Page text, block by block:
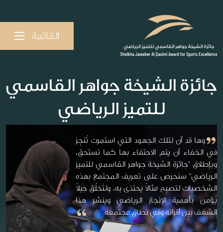
القائمة
جائزة الشيخة جواهر القاسمي
للتميز الرياضي
وها قد آن لتلك الجهود التي استمرت تُنجِز
في الخفاء أن يتم الاحتفاء بها كما تستحق،
وبإطلاق "جائزة الشيخة جواهر القاسمي للتميز
الرياضي" سنحرص على تعريف المجتمع بهذه
الشخصيات لتصبح مثالاً يحتذى به، ولتَخلُق جيلاً
يؤمن بأهمية الإنجاز الرياضي وينشر هذا
الشغف بين أقرانه وفي نطاق مجتمعه.